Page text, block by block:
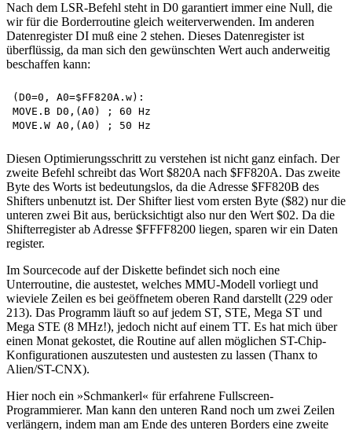
Nach dem LSR-Befehl steht in D0 garantiert immer eine Null, die
wir für die Borderroutine gleich weiterverwenden. Im anderen
Datenregister DI muß eine 2 stehen. Dieses Datenregister ist
überflüssig, da man sich den gewünschten Wert auch anderweitig
beschaffen kann:
(D0=0, A0=$FF820A.w):
MOVE.B D0,(A0) ; 60 Hz
Diesen Optimierungsschritt zu verstehen ist nicht ganz einfach. Der
zweite Befehl schreibt das Wort $820A nach $FF820A. Das zweite
Byte des Worts ist bedeutungslos, da die Adresse $FF820B des
Shifters unbenutzt ist. Der Shifter liest vom ersten Byte ($82) nur die
unteren zwei Bit aus, berücksichtigt also nur den Wert $02. Da die
Shifterregister ab Adresse $FFFF8200 liegen, sparen wir ein Daten
register.
Im Sourcecode auf der Diskette befindet sich noch eine
Unterroutine, die austestet, welches MMU-Modell vorliegt und
wieviele Zeilen es bei geöffnetem oberen Rand darstellt (229 oder
213). Das Programm läuft so auf jedem ST, STE, Mega ST und
Mega STE (8 MHz!), jedoch nicht auf einem TT. Es hat mich über
einen Monat gekostet, die Routine auf allen möglichen ST-Chip-
Konfigurationen auszutesten und austesten zu lassen (Thanx to
Alien/ST-CNX).
Hier noch ein »Schmankerl« für erfahrene Fullscreen-
Programmierer. Man kann den unteren Rand noch um zwei Zeilen
verlängern, indem man am Ende des unteren Borders eine zweite